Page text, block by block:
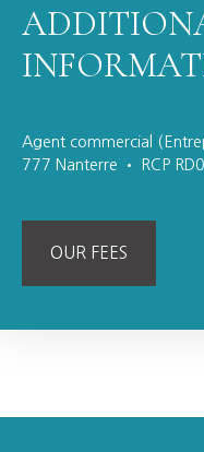
Agent commercial
777 Nanterre • RCP
OUR FEES